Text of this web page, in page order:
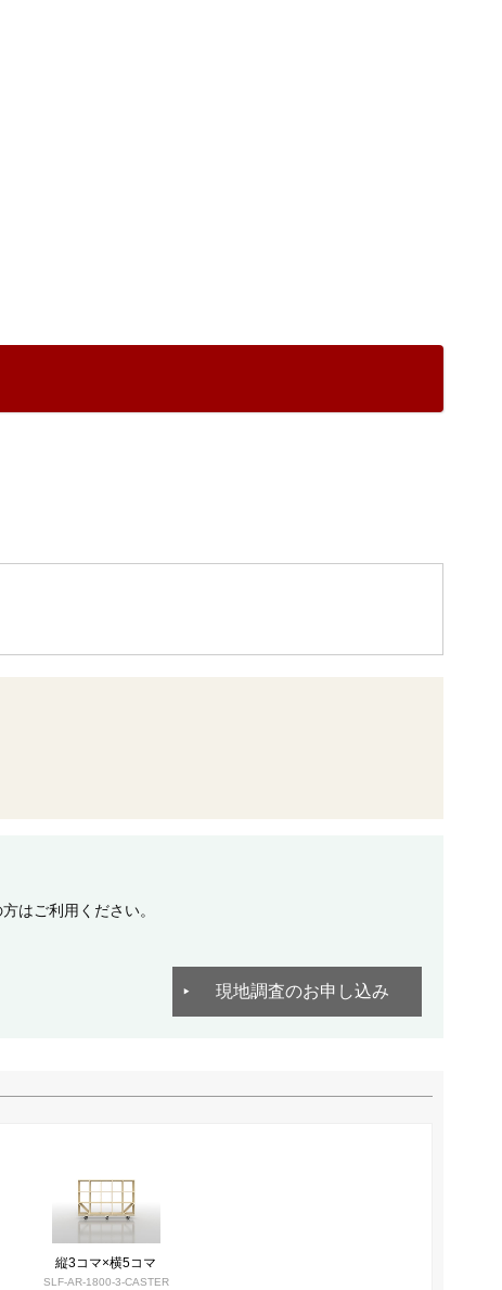
はご利用ください。
現地調査のお申し込み
縦3コマ×横5コマ
SLF-AR-1800-3-CASTER